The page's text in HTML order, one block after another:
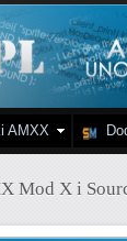
AMXX
Mod X i